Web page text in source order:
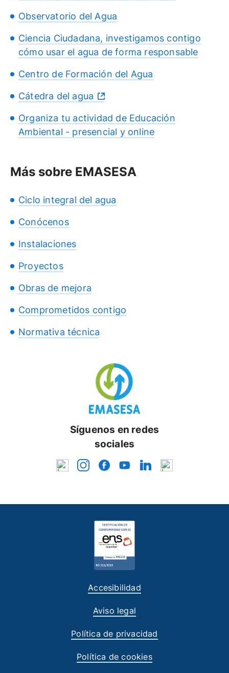
Observatorio del Agua
Ciencia Ciudadana, investigamos contigo
cómo usar el agua de forma responsable
Centro de Formación del Agua
Cátedra del agua
Organiza tu actividad de Educación
Ambiental - presencial y online
Más sobre EMASESA
Ciclo integral del agua
Conócenos
Instalaciones
Proyectos
Obras de mejora
Comprometidos contigo
Normativa técnica
Síguenos en redes
sociales
Accesibilidad
Aviso legal
Política de privacidad
Política de cookies